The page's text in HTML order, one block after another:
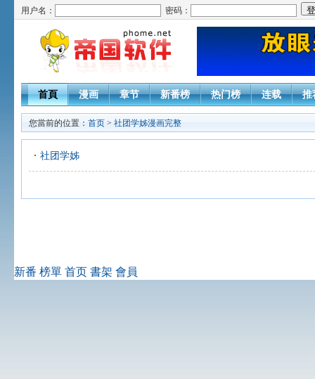
用户名： 密码：
首頁 漫画 章节 新番榜 热门榜 连载 推
您當前的位置： 首页 > 社团学姊漫画完整
社团学姊
新番 榜單 首页 書架 會員